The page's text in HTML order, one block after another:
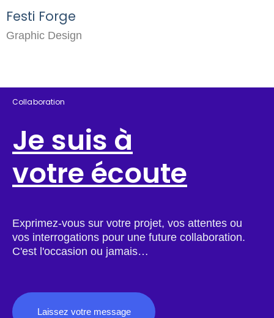
Festi Forge
Graphic Design
Collaboration
Je suis à
votre écoute
Exprimez-vous sur votre projet, vos attentes ou
vos interrogations pour une future collaboration.
C'est l'occasion ou jamais…
Laissez votre message